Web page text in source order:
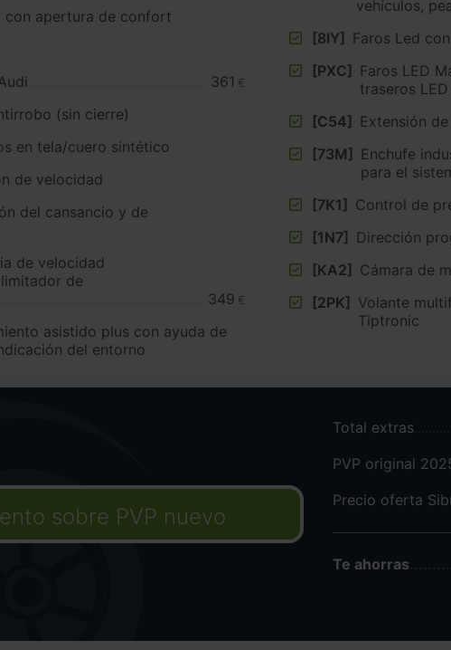
con apertura de confort
361 €
(sin cierre)
en tela/cuero sintético
de velocidad
del cansancio y de
de velocidad
de
349 €
asistido plus con ayuda de
del entorno
vehículos,
[8IY] Faros Led
[PXC] Faros LED
traseros
[C54] Extensión
[73M] Enchufe
para el
[7K1] Control de
[1N7] Dirección
[KA2] Cámara de
[2PK] Volante
Tiptronic
sobre PVP nuevo
Total extras
PVP original
Precio oferta
Te ahorras